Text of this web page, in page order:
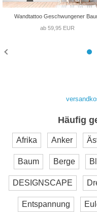
Wandtattoo Geschwungener
ab 59,95 EUR
Häufig
Afrika Anker
Baum Berge
DESIGNSCAPE
Entspannung